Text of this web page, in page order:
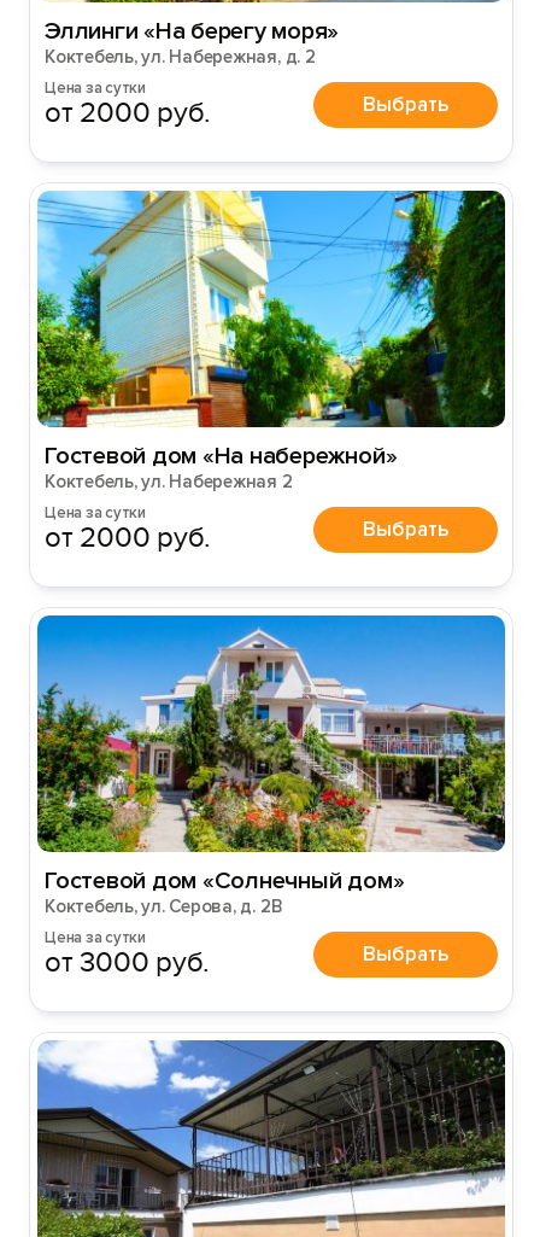
Эллинги «На берегу моря»
Коктебель, ул. Набережная, д. 2
Цена за сутки
от 2000 руб. Выбрать
Гостевой дом «На набережной»
Коктебель, ул. Набережная 2
Цена за сутки
от 2000 руб. Выбрать
Гостевой дом «Солнечный дом»
Коктебель, ул. Серова, д. 2В
Цена за сутки
от 3000 руб. Выбрать